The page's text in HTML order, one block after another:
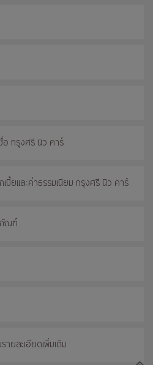
อ กรุงศรี นิว คาร์
ยและค่าธรรมเนียม กรุงศรี นิว คาร์
ภัณฑ์
ยละเอียดเพิ่มเติม